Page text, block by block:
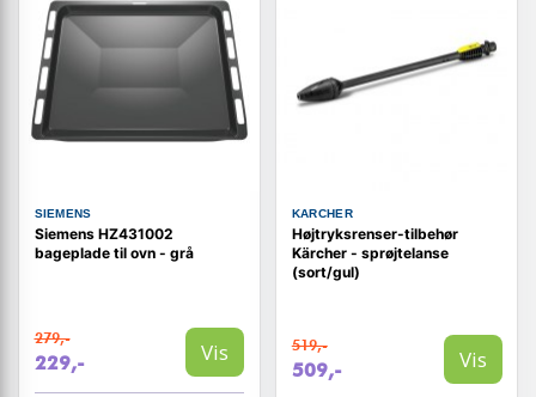
SIEMENS
Siemens HZ431002
bageplade til ovn - grå
279,-
229,- Vis
KARCHER
Højtryksrenser-tilbehør
Kärcher - sprøjtelanse
(sort/gul)
519,-
509,- Vis